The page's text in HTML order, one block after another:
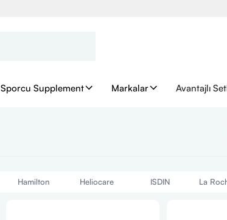
Sporcu Supplement Markalar Avantajlı
Hamilton Heliocare ISDIN La